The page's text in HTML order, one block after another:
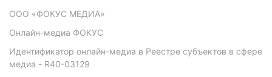
ООО «ФОКУС МЕДИА»
Онлайн-медиа ФОКУС
Идентификатор онлайн-медиа в Реестре субъектов в сфере
медиа - R40-03129